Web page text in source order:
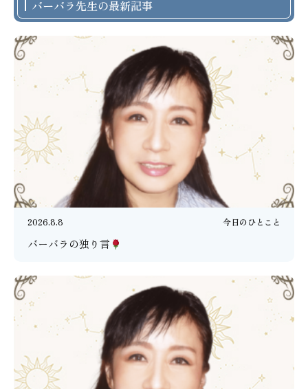
バーバラ先生の最新記事
2026.8.8 今日のひとこと
バーバラの独り言